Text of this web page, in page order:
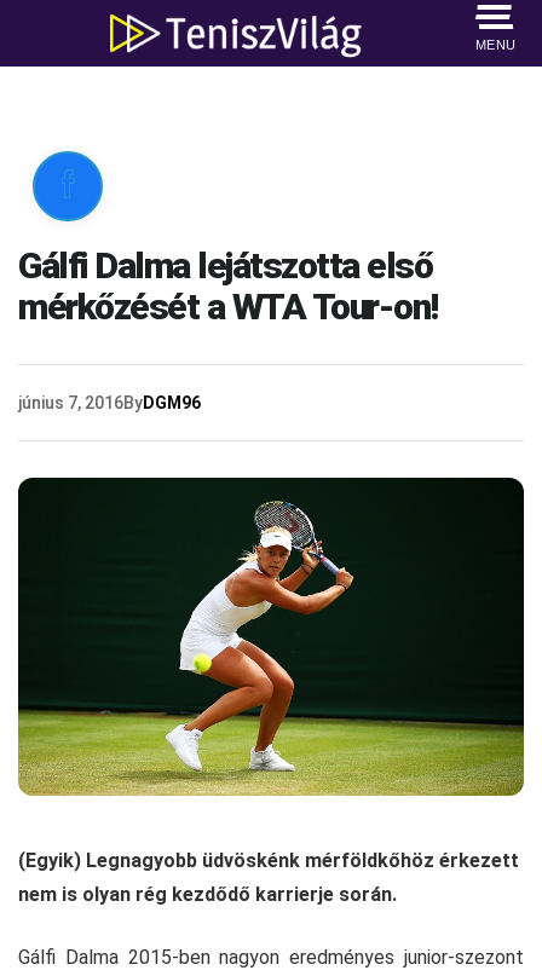
MENU

Gálfi Dalma lejátszotta első
mérkőzését a WTA Tour-on!
június 7, 2016ByDGM96
(Egyik) Legnagyobb üdvöskénk mérföldkőhöz érkezett
nem is olyan rég kezdődő karrierje során.
Gálfi Dalma 2015-ben nagyon eredményes junior-szezont